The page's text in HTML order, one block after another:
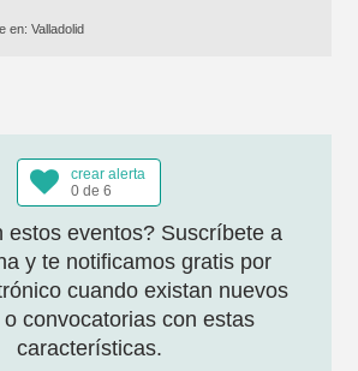
en: Valladolid
crear alerta
0 de 6
estos eventos? Suscríbete a
y te notificamos gratis por
cuando existan nuevos
convocatorias con estas
características.